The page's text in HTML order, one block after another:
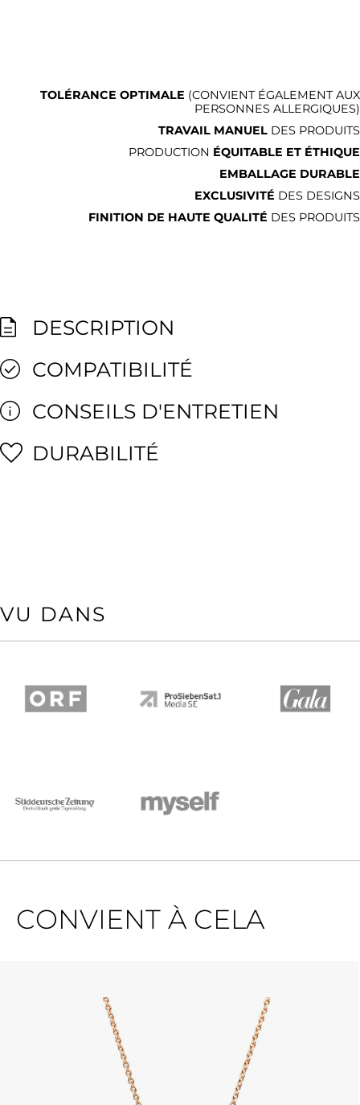
TOLÉRANCE OPTIMALE (CONVIENT ÉGALEMENT AUX
PERSONNES ALLERGIQUES)
TRAVAIL MANUEL DES PRODUITS
PRODUCTION ÉQUITABLE ET ÉTHIQUE
EMBALLAGE DURABLE
EXCLUSIVITÉ DES DESIGNS
FINITION DE HAUTE QUALITÉ DES PRODUITS
DESCRIPTION
COMPATIBILITÉ
CONSEILS D'ENTRETIEN
DURABILITÉ
VU DANS
CONVIENT À CELA